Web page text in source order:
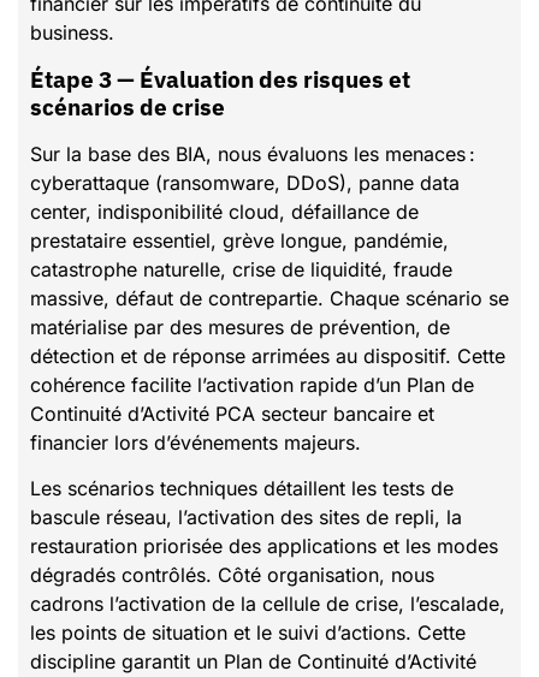
business.
Étape 3 — Évaluation des risques et
scénarios de crise
Sur la base des BIA, nous évaluons les menaces :
cyberattaque (ransomware, DDoS), panne data
center, indisponibilité cloud, défaillance de
prestataire essentiel, grève longue, pandémie,
catastrophe naturelle, crise de liquidité, fraude
massive, défaut de contrepartie. Chaque scénario se
matérialise par des mesures de prévention, de
détection et de réponse arrimées au dispositif. Cette
cohérence facilite l’activation rapide d’un Plan de
Continuité d’Activité PCA secteur bancaire et
financier lors d’événements majeurs.
Les scénarios techniques détaillent les tests de
bascule réseau, l’activation des sites de repli, la
restauration priorisée des applications et les modes
dégradés contrôlés. Côté organisation, nous
cadrons l’activation de la cellule de crise, l’escalade,
les points de situation et le suivi d’actions. Cette
discipline garantit un Plan de Continuité d’Activité